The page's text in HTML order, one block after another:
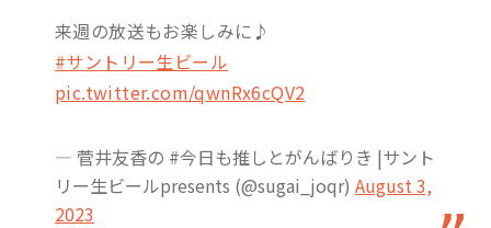
来週の放送もお楽しみに♪
#サントリー生ビール
pic.twitter.com/qwnRx6cQV2
— 菅井友香の #今日も推しとがんばりき |サント
リー生ビールpresents (@sugai_joqr) August 3,
2023